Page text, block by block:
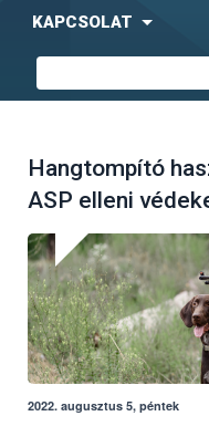
KAPCSOLAT
Hangtompító
ASP elleni
2022. augusztus 5, péntek